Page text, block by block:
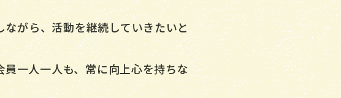
がら、活動を継続していきたいと
一人一人も、常に向上心を持ちな